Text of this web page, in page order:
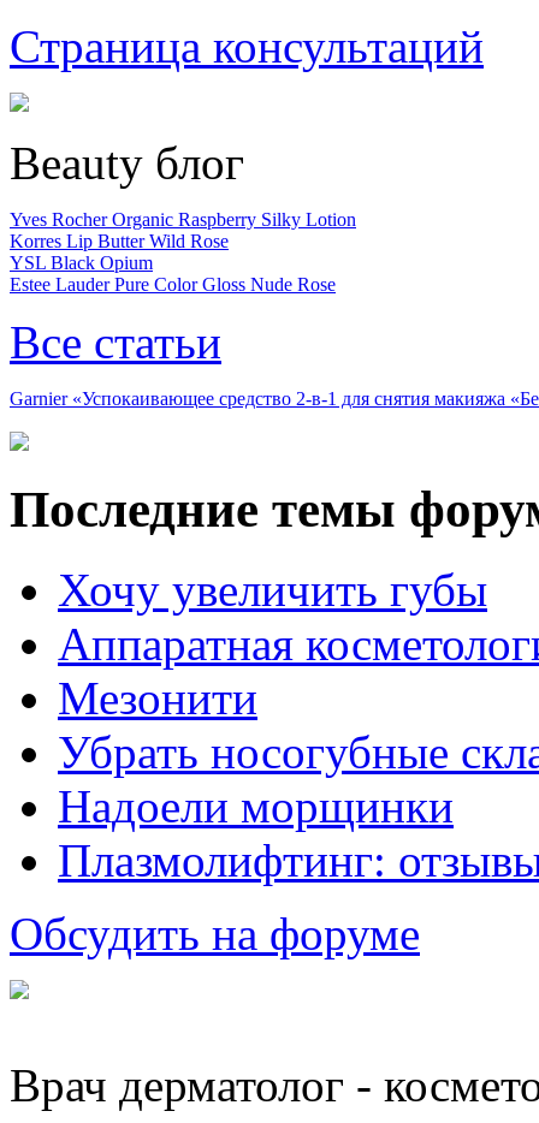
Страница консультаций
Beauty блог
Yves Rocher Organic Raspberry Silky Lotion
Korres Lip Butter Wild Rose
YSL Black Opium
Estee Lauder Pure Color Gloss Nude Rose
Все статьи
Garnier «Успокаивающее средство 2-в-1 для снятия макияжа
Последние темы
Хочу увеличить губы
Аппаратная
Мезонити
Убрать носогубные
Надоели морщинки
Плазмолифтинг:
Обсудить на форуме
Врач дерматолог -